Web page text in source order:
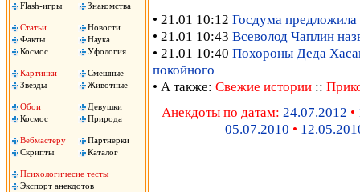
Flash-игры
Знакомства
Статьи
Новости
Факты
Наука
Космос
Уфология
Картинки
Смешные
Звезды
Животные
Обои
Девушки
Космос
Природа
Вебмастеру
Партнерки
Скрипты
Каталог
Психологичесие тесты
Экспорт анекдотов
• 21.01 10:12 Госдума предложила
• 21.01 10:43 Всеволод Чаплин
• 21.01 10:40 Похороны Деда
покойного
• А также: Свежие истории ::
Анекдоты по датам: 24.07.2012 •
05.07.2010 •